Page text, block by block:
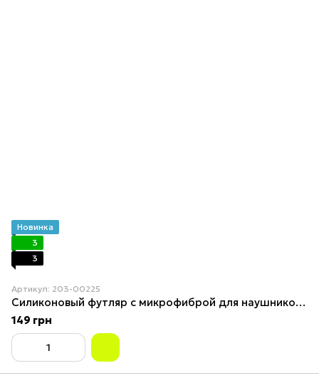
Новинка
3
3
Артикул: 203-00225
Силиконовый футляр с микрофиброй для наушников Airpods Pro Barbie pink
149 грн